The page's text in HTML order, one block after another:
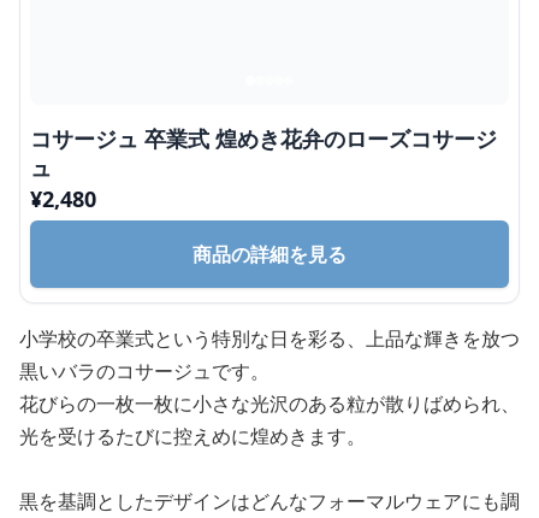
コサージュ 卒業式 煌めき花弁のローズコサージ
ュ
¥2,480
商品の詳細を見る
小学校の卒業式という特別な日を彩る、上品な輝きを放つ
黒いバラのコサージュです。
花びらの一枚一枚に小さな光沢のある粒が散りばめられ、
光を受けるたびに控えめに煌めきます。
黒を基調としたデザインはどんなフォーマルウェアにも調